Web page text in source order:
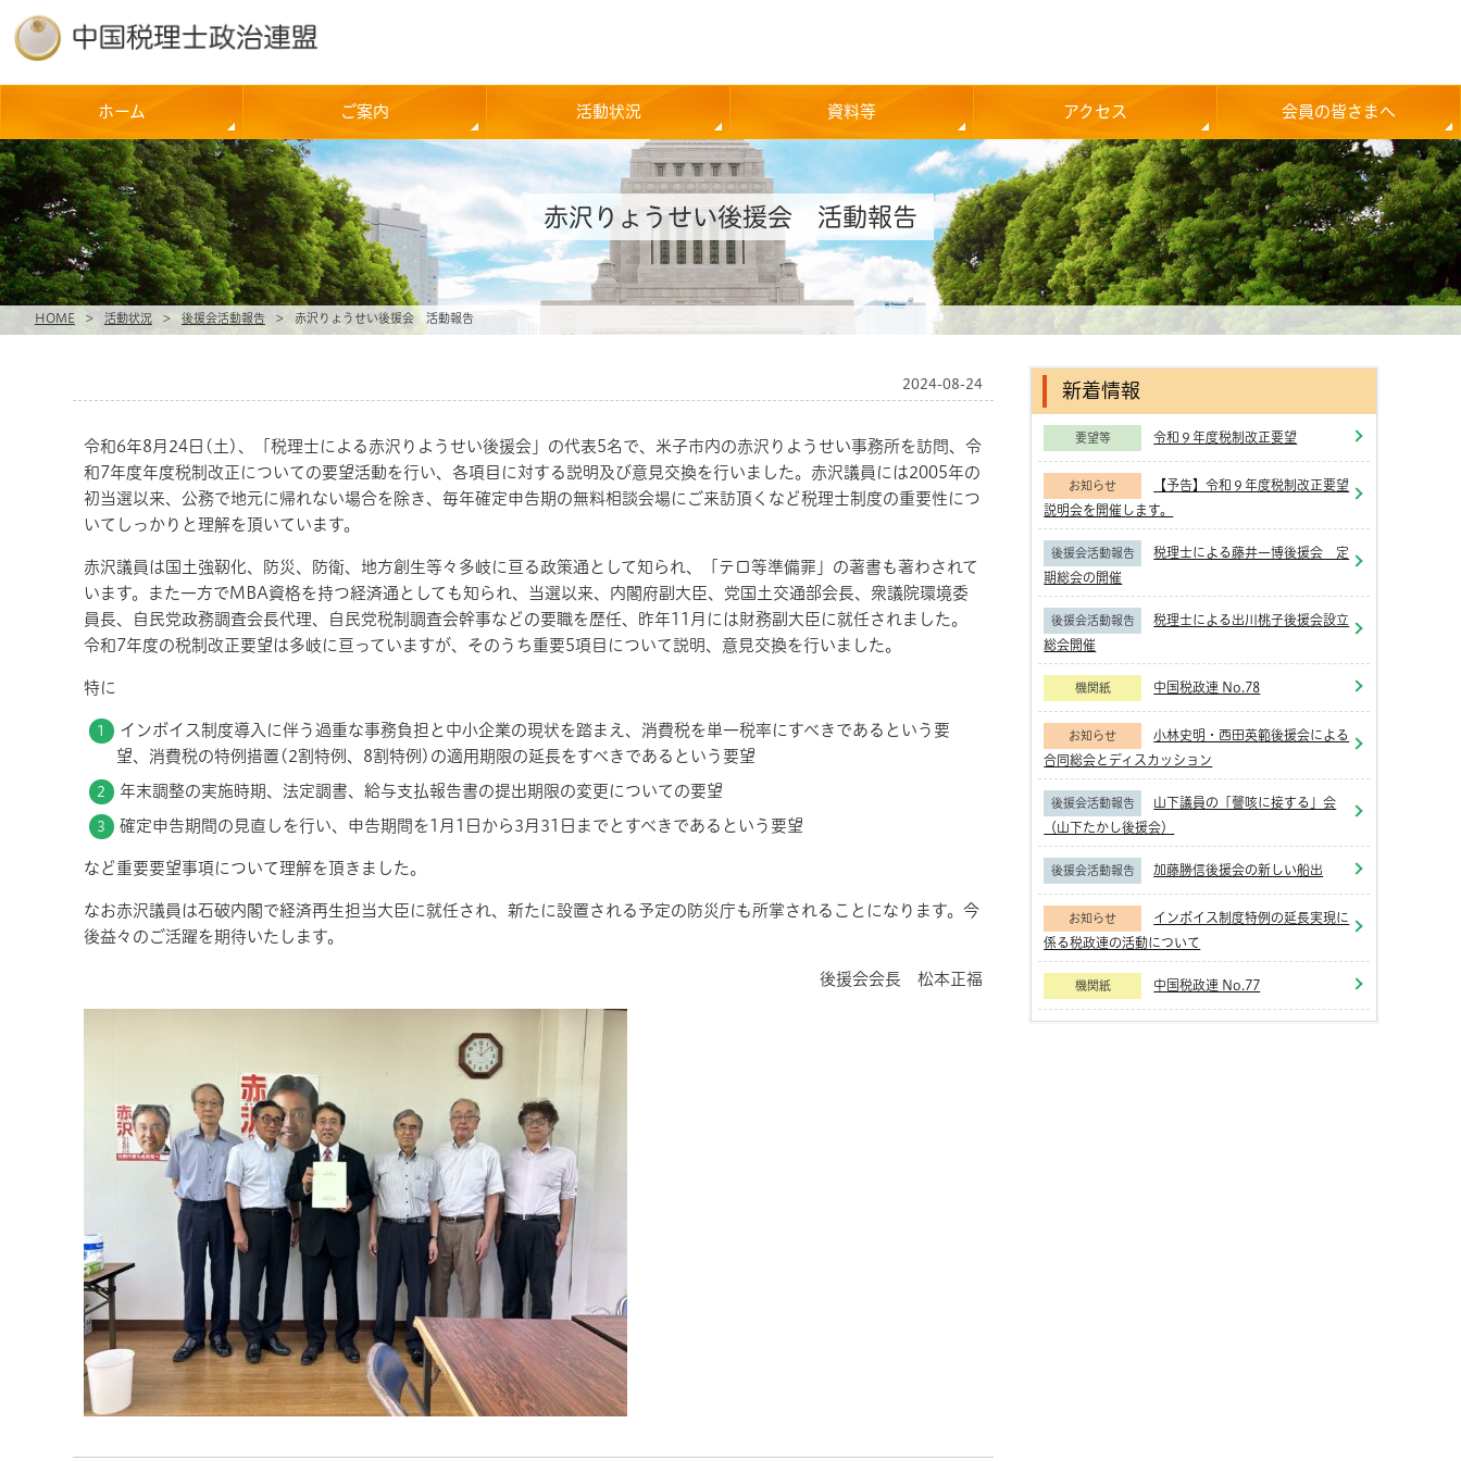
ホーム ご案内 活動状況 資料等 アクセス 会員の皆さまへ
HOME > 活動状況 > 後援会活動報告 > 赤沢りょうせい後援会 活動報告
赤沢りょうせい後援会 活動報告
2024-08-24
令和6年8月24日(土)、「税理士による赤沢りようせい後援会」の代表5名で、米子市内の赤沢りようせい事務所を訪問、令
和7年度年度税制改正についての要望活動を行い、各項目に対する説明及び意見交換を行いました。赤沢議員には2005年の
初当選以来、公務で地元に帰れない場合を除き、毎年確定申告期の無料相談会場にご来訪頂くなど税理士制度の重要性につ
いてしっかりと理解を頂いています。
赤沢議員は国土強靭化、防災、防衛、地方創生等々 多岐に亘る政策通として知られ、「テロ等準備罪」の著書も著わされて
います。また一方でMBA資格を持つ経済通としても知られ、当選以来、内閣府副大臣、党国土交通部会長、衆議院環境委
員長、自民党政務調査会長代理、自民党税制調査会幹事などの要職を歴任、昨年11 月 には財務副大臣に就任されました。
令和7年度の税制改正要望は多岐に亘っていますが、そのうち重要5項目について説明、意見交換を行いました。
特に
インボイス制度導入に伴う過重な事務負担と中小企業の現状を踏まえ、消費税を単一税率にすべきであるという要
望、消費税の特例措置(2割特例、 8割特例)の適用期限の延長をすべきであるという要望
年末調整の実施時期、法定調書、給与支払報告書の提出期限の変更についての要望
確定申告期間の見直しを行い、申告期間を1 月1 日から3月31 日までとすべきであるという要望
など重要要望事項について理解を頂きました。
なお赤沢議員は石破内閣で経済再生担当大臣に就任され、新たに設置される予定の防災庁も所掌されることになります。今
後益々 のご活躍を期待いたします。
後援会会長 松本正福
新着情報
要望等 令和９年度税制改正要望
お知らせ
【予告】令和９年度税制改正要望
説明会を開催します。
後援会活動報告
税理士による藤井一博後援会 定
期総会の開催
後援会活動報告
税理士による出川桃子後援会設立
総会開催
機関紙 中国税政連 No.78
お知らせ
小林史明・西田英範後援会による
合同総会とディスカッション
後援会活動報告
山下議員の「謦咳に接する」会
（山下たかし後援会）
後援会活動報告 加藤勝信後援会の新しい船出
お知らせ
インボイス制度特例の延長実現に
係る税政連の活動について
機関紙 中国税政連 No.77